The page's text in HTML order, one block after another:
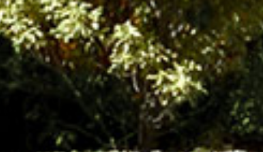
jardin